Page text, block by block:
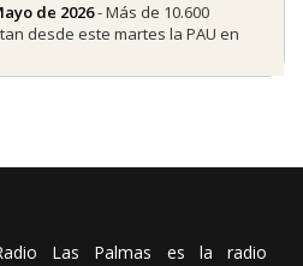
de 2026- Más de 10.600
desde este martes la PAU en
Las Palmas es la radio